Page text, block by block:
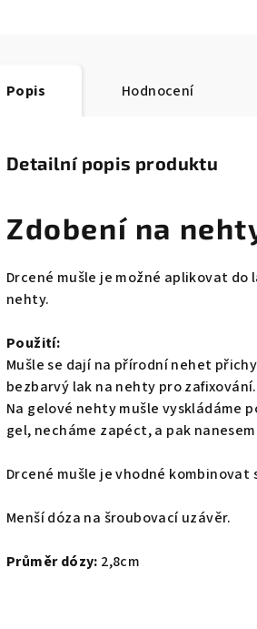
Popis Hodnocení
Detailní popis produktu
Zdobení na
Drcené mušle je možné aplikovat
nehty.
Použití:
Mušle se dají na přírodní nehet
bezbarvý lak na nehty pro zafixování.
Na gelové nehty mušle vyskládáme
gel, necháme zapéct, a pak
Drcené mušle je vhodné kombinovat
Menší dóza na šroubovací uzávěr.
Průměr dózy: 2,8cm